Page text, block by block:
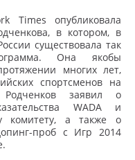
Times опубликовала
в котором, в
существовала так
Она якобы
многих лет,
спортсменов на
заявил о
WADA и
комитету, а также о
проб с Игр 2014